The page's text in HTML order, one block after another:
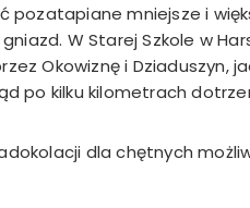
mniejsze i
W Starej Szkole w
Okowiznę i Dziaduszyn,
po kilku kilometrach
dla chętnych